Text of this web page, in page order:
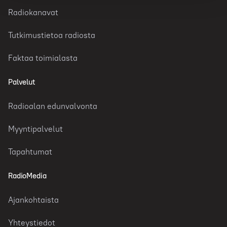
Radiokanavat
Tutkimustietoa radiosta
Faktaa toimialasta
Palvelut
Radioalan edunvalvonta
Myyntipalvelut
Tapahtumat
RadioMedia
Ajankohtaista
Yhteystiedot